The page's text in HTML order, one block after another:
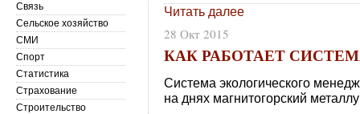
Читать далее
28 Окт 2015
КАК РАБОТАЕТ
Система экологического
на днях магнитогорский
Связь
Сельское хозяйство
СМИ
Спорт
Статистика
Страхование
Строительство